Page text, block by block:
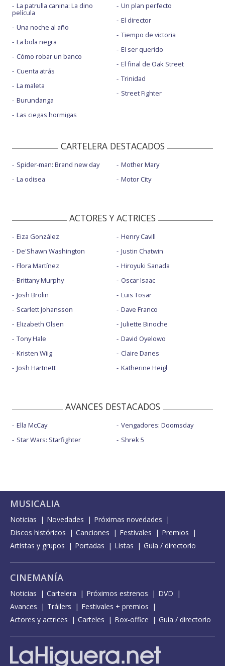
La patrulla canina: La dino
película
Una noche al año
La bola negra
Cómo robar un banco
Cuenta atrás
La maleta
Burundanga
Las ciegas hormigas
Un plan perfecto
El director
Tiempo de victoria
El ser querido
El final de Oak Street
Trinidad
Street Fighter
CARTELERA DESTACADOS
Spider-man: Brand new day
La odisea
Mother Mary
Motor City
ACTORES Y ACTRICES
Eiza González
De'Shawn Washington
Flora Martínez
Brittany Murphy
Josh Brolin
Scarlett Johansson
Elizabeth Olsen
Tony Hale
Kristen Wiig
Josh Hartnett
Henry Cavill
Justin Chatwin
Hiroyuki Sanada
Oscar Isaac
Luis Tosar
Dave Franco
Juliette Binoche
David Oyelowo
Claire Danes
Katherine Heigl
AVANCES DESTACADOS
Ella McCay
Star Wars: Starfighter
Vengadores: Doomsday
Shrek 5
MUSICALIA
Noticias Novedades
Próximas novedades
Discos históricos
Canciones Festivales
Premios
Artistas y grupos
Portadas Listas Guía / directorio
CINEMANÍA
Noticias Cartelera Próximos estrenos
DVD
Avances
Tráilers
Festivales + premios
Actores y actrices
Carteles Box-office Guía / directorio